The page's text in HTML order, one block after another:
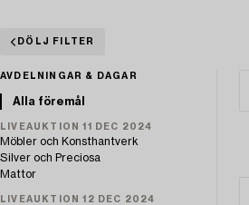
DÖLJ FILTER
AVDELNINGAR & DAGAR
Alla föremål
LIVEAUKTION 11 DEC 2024
Möbler och Konsthantverk
Silver och Preciosa
Mattor
LIVEAUKTION 12 DEC 2024